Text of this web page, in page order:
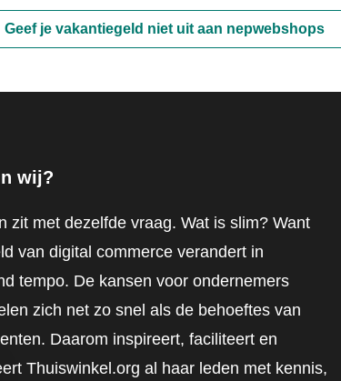
Geef je vakantiegeld niet uit aan nepwebshops
wij?
zit met dezelfde vraag. Wat is slim? Want
van digital commerce verandert in
tempo. De kansen voor ondernemers
zich net zo snel als de behoeftes van
Daarom inspireert, faciliteert en
Thuiswinkel.org al haar leden met kennis,